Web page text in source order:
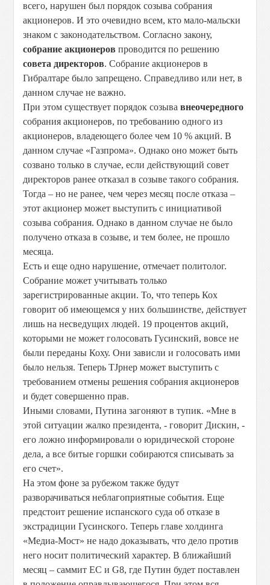
всего, нарушен был порядок созыва собрания
акционеров. И это очевидно всем, кто мало-мальски
знаком с законодательством. Согласно закону,
собрание акционеров проводится по решению
совета директоров. Собрание акционеров в
Гибралтаре было запрещено. Справедливо или нет, в
данном случае не важно.
При этом существует порядок созывавнеочередного
собрания акционеров, по требованию одного из
акционеров, владеющего более чем 10 % акций. В
данном случае «Газпрома». Однако оно может быть
созвано только в случае, если действующий совет
директоров ранее отказал в созыве такого собрания.
Тогда – но не ранее, чем через месяц после отказа –
этот акционер может выступить с инициативой
созыва собрания. Однако в данном случае не было
получено отказа в созыве, и тем более, не прошло
месяца.
Есть и еще одно нарушение, отмечает политолог.
Собрание может учитывать только
зарегистрированные акции. То, что теперь Кох
говорит об имеющемся у них большинстве, действует
лишь на несведущих людей. 19 процентов акций,
которыми не может голосовать Гусинский, вовсе не
были переданы Коху. Они зависли и голосовать ими
было нельзя. Теперь ТЈрнер может выступить с
требованием отмены решения собрания акционеров
и будет совершенно прав.
Иными словами, Путина загоняют в тупик. «Мне в
этой ситуации жалко президента, - говорит Дискин, -
его ложно информировали о юридической стороне
дела, а все битые горшки собираются списывать за
его счет».
На этом фоне за рубежом также будут
разворачиваться неблагоприятные события. Еще
предстоит решение испанского суда об отказе в
экстрадиции Гусинского. Теперь главе холдинга
«Медиа-Мост» не надо доказывать, что дело против
него носит политический характер. В ближайший
месяц – саммит ЕС и G8, где Путин будет поставлен